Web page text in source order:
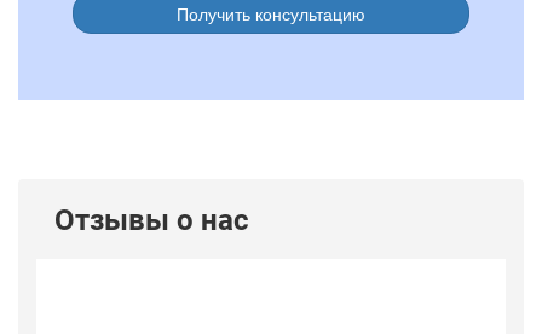
Получить консультацию
Отзывы о нас